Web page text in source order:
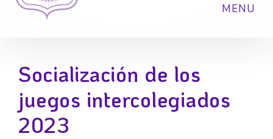
Socialización de los
juegos intercolegiados
2023